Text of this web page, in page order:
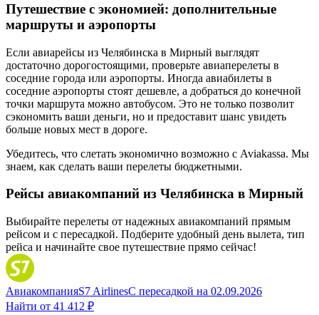
Путешествие с экономией: дополнительные
маршруты и аэропорты
Если авиарейсы из Челябинска в Мирный выглядят
достаточно дорогостоящими, проверьте авиаперелеты в
соседние города или аэропорты. Иногда авиабилеты в
соседние аэропорты стоят дешевле, а добраться до конечной
точки маршрута можно автобусом. Это не только позволит
сэкономить ваши деньги, но и предоставит шанс увидеть
больше новых мест в дороге.
Убедитесь, что слетать экономично возможно с Aviakassa. Мы
знаем, как сделать ваши перелеты бюджетными.
Рейсы авиакомпаний из Челябинска в Мирный
Выбирайте перелеты от надежных авиакомпаний прямым
рейсом и с пересадкой. Подберите удобный день вылета, тип
рейса и начинайте свое путешествие прямо сейчас!
АвиакомпанияS7 AirlinesС пересадкой на 02.09.2026
Найти от 41 412 ₽